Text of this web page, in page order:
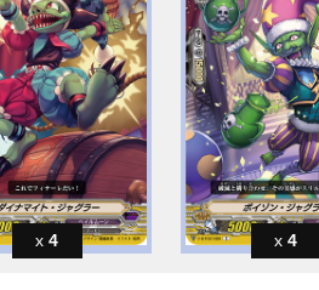
4 4